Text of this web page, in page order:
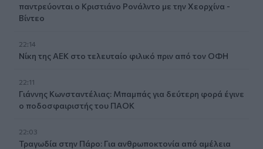
παντρεύονται ο Κριστιάνο Ρονάλντο με την Χεορχίνα -
Βίντεο
22:14
Nίκη της ΑΕΚ στο τελευταίο φιλικό πριν από τον ΟΦΗ
22:11
Γιάννης Κωνσταντέλιας: Μπαμπάς για δεύτερη φορά έγινε
ο ποδοσφαιριστής του ΠΑΟΚ
22:03
Τραγωδία στην Πάρο: Για ανθρωποκτονία από αμέλεια